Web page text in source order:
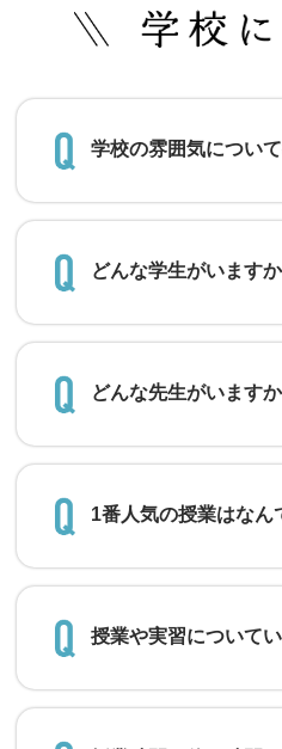
学校の雰囲気につい
どんな学生がいます
どんな先生がいます
1番人気の授業はなん
授業や実習について